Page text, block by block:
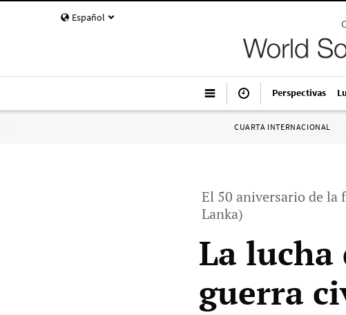
Español
Perspectivas
CUARTA INTERNACIONAL
El 50 aniversario de la
Lanka)
La lucha
guerra